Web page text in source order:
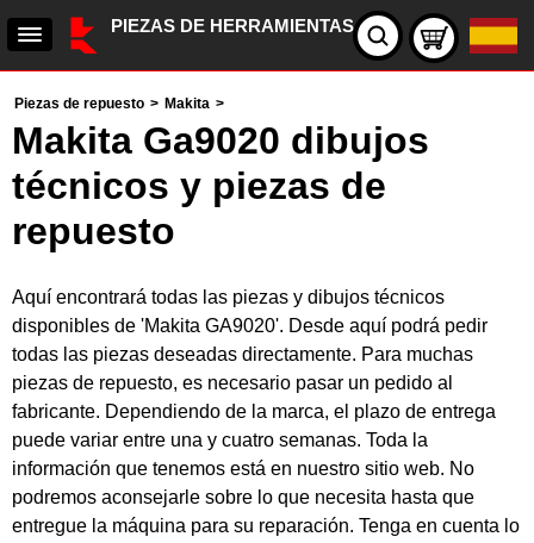
PIEZAS DE HERRAMIENTAS
Piezas de repuesto > Makita >
Makita Ga9020 dibujos
técnicos y piezas de
repuesto
Aquí encontrará todas las piezas y dibujos técnicos
disponibles de 'Makita GA9020'. Desde aquí podrá pedir
todas las piezas deseadas directamente. Para muchas
piezas de repuesto, es necesario pasar un pedido al
fabricante. Dependiendo de la marca, el plazo de entrega
puede variar entre una y cuatro semanas. Toda la
información que tenemos está en nuestro sitio web. No
podremos aconsejarle sobre lo que necesita hasta que
entregue la máquina para su reparación. Tenga en cuenta lo